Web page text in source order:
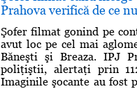
Prahova verifică de ce
Şofer filmat gonind pe
avut loc pe cel mai
Băneşti şi Breaza. IPJ
poliţiştii, alertaţi prin
Imaginile şocante au fost